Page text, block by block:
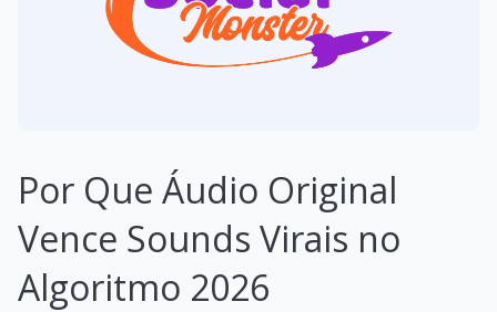
Por Que Áudio Original
Vence Sounds Virais no
Algoritmo 2026